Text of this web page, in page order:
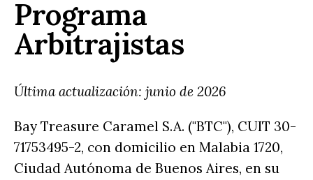
Programa
Arbitrajistas
Última actualización: junio de 2026
Bay Treasure Caramel S.A. ("BTC"), CUIT 30-
71753495-2, con domicilio en Malabia 1720,
Ciudad Autónoma de Buenos Aires, en su